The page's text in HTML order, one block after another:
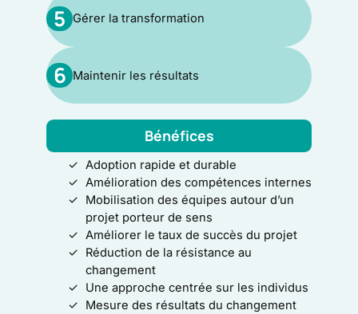
5 Gérer la transformation
6 Maintenir les résultats
Bénéfices
Adoption rapide et durable
Amélioration des compétences internes
Mobilisation des équipes autour d’un
projet porteur de sens
Améliorer le taux de succès du projet
Réduction de la résistance au
changement
Une approche centrée sur les individus
Mesure des résultats du changement